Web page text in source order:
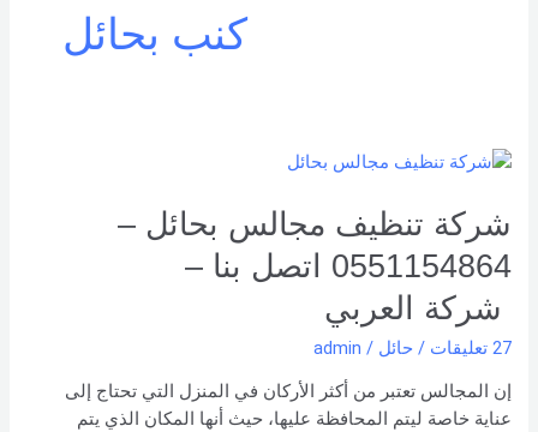
كنب بحائل
شركة تنظيف مجالس بحائل –
0551154864 اتصل بنا –
شركة العربي
27 تعليقات / حائل /
admin
إن المجالس تعتبر من أكثر الأركان في المنزل التي تحتاج إلى
عناية خاصة ليتم المحافظة عليها، حيث أنها المكان الذي يتم
شركة
مجالس
بحائل
–
0551154864
اتصل
بنا –
شركة العربي